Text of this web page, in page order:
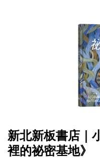
新北新板書店｜
裡的祕密基地》